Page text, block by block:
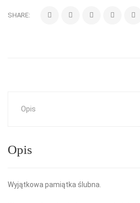
SHARE:
Opis
Opis
Wyjątkowa pamiątka ślubna.